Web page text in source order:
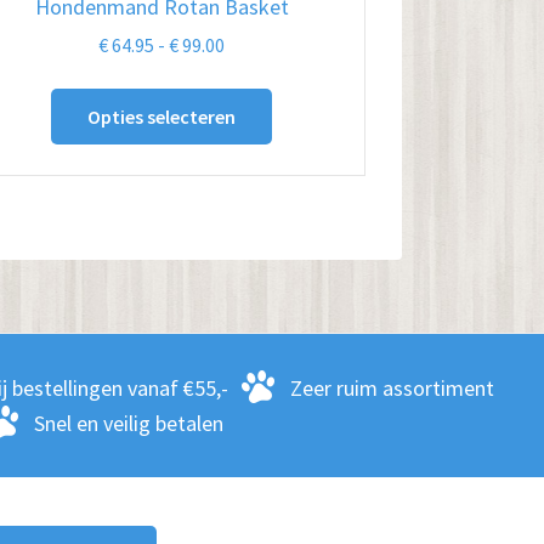
Hondenmand Rotan Basket
€64.95 - €99.00
€ 99.00
Opties selecteren
Dit
Deze
kan
worden
de
bestellingen vanaf €55,-
Zeer ruim assortiment
Snel en veilig betalen